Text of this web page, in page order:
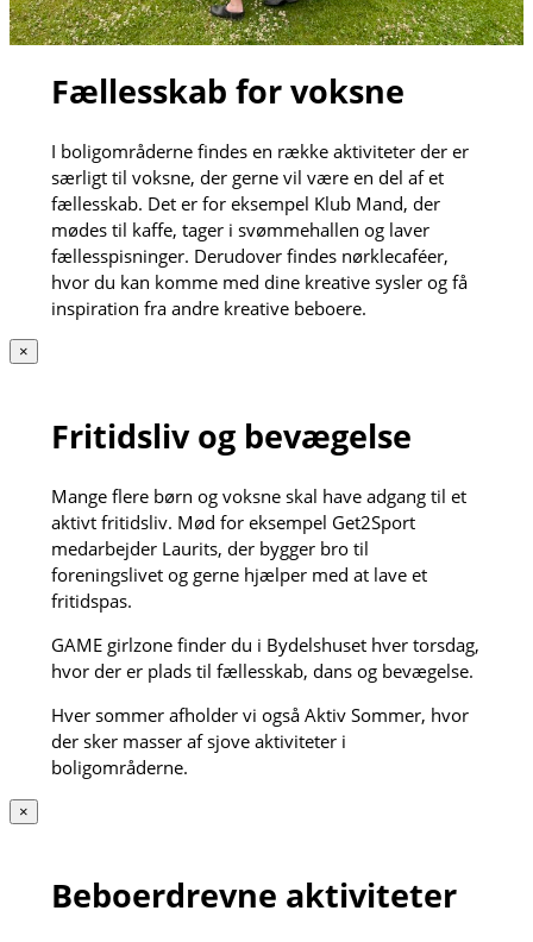
Fællesskab for voksne
I boligområderne findes en række aktiviteter der er
særligt til voksne, der gerne vil være en del af et
fællesskab. Det er for eksempel Klub Mand, der
mødes til kaffe, tager i svømmehallen og laver
fællesspisninger. Derudover findes nørklecaféer,
hvor du kan komme med dine kreative sysler og få
inspiration fra andre kreative beboere.
×
Fritidsliv og bevægelse
Mange flere børn og voksne skal have adgang til et
aktivt fritidsliv. Mød for eksempel Get2Sport
medarbejder Laurits, der bygger bro til
foreningslivet og gerne hjælper med at lave et
fritidspas.
GAME girlzone finder du i Bydelshuset hver torsdag,
hvor der er plads til fællesskab, dans og bevægelse.
Hver sommer afholder vi også Aktiv Sommer, hvor
der sker masser af sjove aktiviteter i
boligområderne.
×
Beboerdrevne aktiviteter